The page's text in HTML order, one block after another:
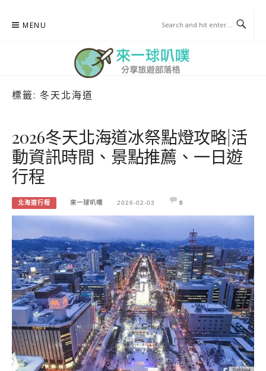
MENU
標籤: 冬天北海道
2026冬天北海道冰祭點燈攻略|活
動資訊時間、景點推薦、一日遊
行程
北海道行程 來一球叭噗 2026-02-03 0